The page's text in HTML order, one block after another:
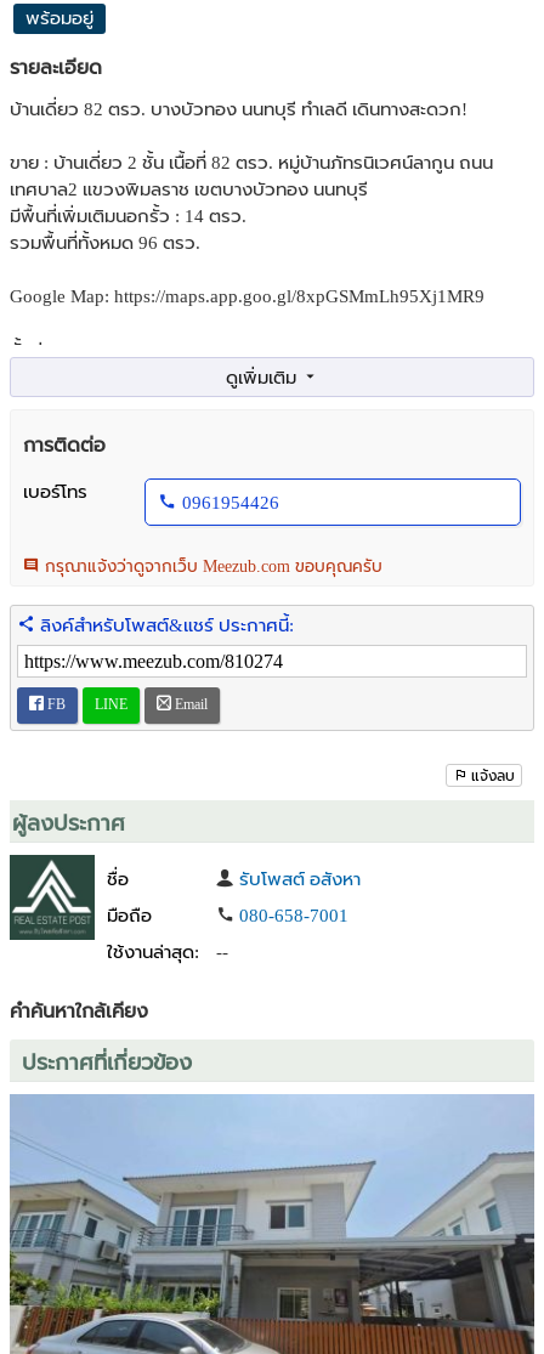
พร้อมอยู่
รายละเอียด
บ้านเดี่ยว 82 ตรว. บางบัวทอง นนทบุรี ทำเลดี เดินทางสะดวก!
ขาย : บ้านเดี่ยว 2 ชั้น เนื้อที่ 82 ตรว. หมู่บ้านภัทรนิเวศน์ลากูน ถนน
เทศบาล2 แขวงพิมลราช เขตบางบัวทอง นนทบุรี
มีพื้นที่เพิ่มเติมนอกรั้ว : 14 ตรว.
รวมพื้นที่ทั้งหมด 96 ตรว.
Google Map: https://maps.app.goo.gl/8xpGSMmLh95Xj1MR9
ชั้นล่าง :
- 1 ห้องน้ำ
- 1 ห้องโถงใหญ่
- 1 ห้องเก็บของใต้บันได
- 3 ห้องนอน
เฟอร์นิเจอร์:
- เฟอร์นิเจอร์ Buildin เป็นตู้เสื้อผ้า, ตู้เก็บของ
- มีปั๊มน้ำ,แท็งค์น้ำ ,แอร์ 5 เครื่อง
- พื้นที่สวนหน้าบ้าน,
- รอบบ้านมีบริเวณทางเดินรอบบ้าน พร้อมสวนขนาดเล็ก
- หลังบ้านมีพื้นที่ระเบียงใหญ่กว้างและมีที่นั่งเล่น
- หลังบ้านติดกับริมน้ำลากูนของหมู่บ้านร่มเย็นวิวธรรมชาติ
- มีรปภ.รักษาความปลอดภัย 24 ชม.
- จากหมู่บ้านห่างจากถนนหลัก 1 กม.
ทำเลดีเดินทางสะดวกมากค่ะ ถนนวิ่งทะลุได้หลายเส้นทั้งเส้นราชพฤกษ์,
สถานที่ใกล้เคียง:
- เซ็นทรัลเวสเกต
- MRT สายสีม่วงสถานีบางพลู
- กรมที่ดิน
- โรบินสันไลฟ์สไตล์ ราชพฤกษ์
- โลตัส นอร์ธ ราชพฤกษ์
- แม็คโคร สาขาบางบัวทอง
การติดต่อ
เบอร์โทร
0961954426
กรุณาแจ้งว่าดูจากเว็บ Meezub.com ขอบคุณครับ
ลิงค์สำหรับโพสต์&แชร์ ประกาศนี้:
FB LINE Email
แจ้งลบ
ผู้ลงประกาศ
ชื่อ
รับโพสต์ อสังหา
มือถือ
080-658-7001
ใช้งานล่าสุด:
--
คำค้นหาใกล้เคียง
ประกาศที่เกี่ยวข้อง